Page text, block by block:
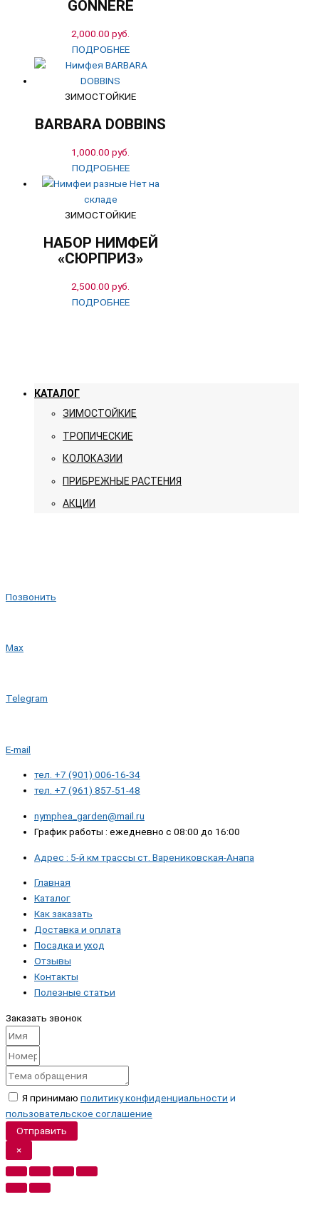
КАТАЛОГ
ЗИМОСТОЙКИЕ
ТРОПИЧЕСКИЕ
КОЛОКАЗИИ
ПРИБРЕЖНЫЕ РАСТЕНИЯ
АКЦИИ
GONNERE
2,000.00 руб.
ПОДРОБНЕЕ
ЗИМОСТОЙКИЕ
BARBARA DOBBINS
1,000.00 руб.
ПОДРОБНЕЕ
Нет на
складе
ЗИМОСТОЙКИЕ
НАБОР НИМФЕЙ
«СЮРПРИЗ»
2,500.00 руб.
ПОДРОБНЕЕ
Позвонить
Max
Telegram
E-mail
тел. +7 (901) 006-16-34
тел. +7 (961) 857-51-48
nymphea_garden@mail.ru
График работы : ежедневно с 08:00 до 16:00
Адрес : 5-й км трассы ст. Варениковская-Анапа
Главная
Каталог
Как заказать
Доставка и оплата
Посадка и уход
Отзывы
Контакты
Полезные статьи
Заказать звонок
Я принимаю политику конфиденциальности и
пользовательское соглашение
Отправить
×